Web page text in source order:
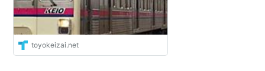
8両編成は、主に各駅停車や相模原線快速に運用され
る。
2両編成は、朝通勤時間帯の増結用として使用される。
toyokeizai.net